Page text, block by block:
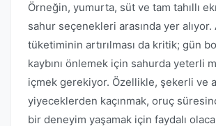
Örneğin, yumurta, süt ve tam tahıllı
sahur seçenekleri arasında yer alıyor.
tüketiminin artırılması da kritik; gün
kaybını önlemek için sahurda yeterli
içmek gerekiyor. Özellikle, şekerli ve
yiyeceklerden kaçınmak, oruç
bir deneyim yaşamak için faydalı